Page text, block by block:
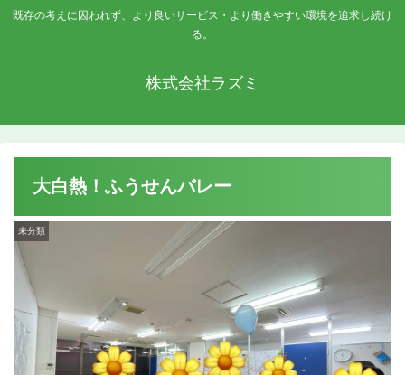
既存の考えに囚われず、より良いサービス・より働きやすい環境を追求し続け
る。
株式会社ラズミ
大白熱！ふうせんバレー
未分類